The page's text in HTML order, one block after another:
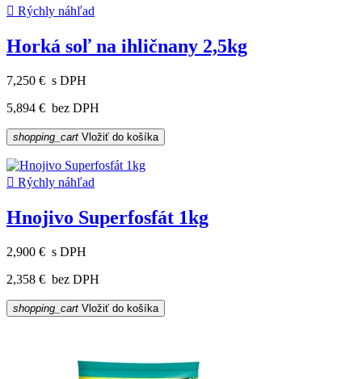
 Rýchly náhľad
Horká soľ na ihličnany 2,5kg
7,250 € s DPH
5,894 € bez DPH
shopping_cart Vložiť do košíka
 Rýchly náhľad
Hnojivo Superfosfát 1kg
2,900 € s DPH
2,358 € bez DPH
shopping_cart Vložiť do košíka